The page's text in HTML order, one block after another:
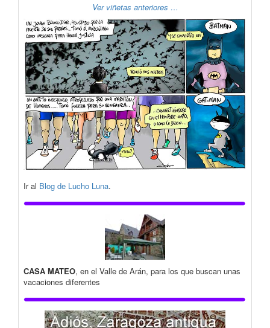
Ver viñetas anteriores …
Ir al Blog de Lucho Luna.
CASA MATEO, en el Valle de Arán, para los que buscan unas
vacaciones diferentes